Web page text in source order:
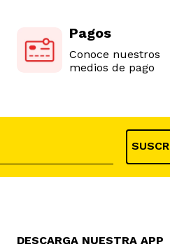
Pagos
Conoce nuestros
medios de pago
DESCARGA NUESTRA APP